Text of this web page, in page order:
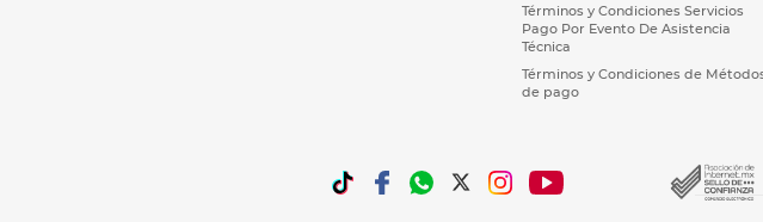
Términos y Condiciones Servicios
Pago Por Evento De Asistencia
Técnica
Términos y Condiciones de
de pago